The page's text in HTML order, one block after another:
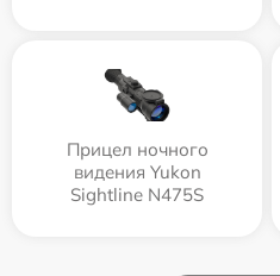
Прицел ночного
видения Yukon
Sightline N475S